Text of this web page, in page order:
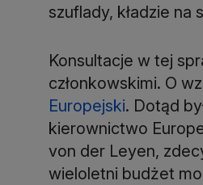
szuflady, kładzie na
Konsultacje w tej
członkowskimi. O
Europejski. Dotąd
kierownictwo
von der Leyen,
wieloletni budżet